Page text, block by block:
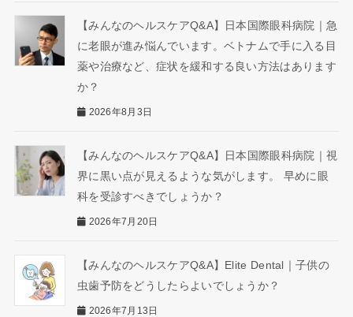
【みんなのヘルスケアQ&A】日本国際眼科病院｜急
に老眼が進み悩んでいます。ベトナムで手に入る目
薬や治療など、症状を緩和する良い方法はあります
か？
2026年8月3日
【みんなのヘルスケアQ&A】日本国際眼科病院｜視
界に黒い点が見えるような気がします。 早めに眼
科を受診すべきでしょうか？
2026年7月20日
【みんなのヘルスケアQ&A】Elite Dental｜子供の
虫歯予防をどうしたらよいでしょうか？
2026年7月13日